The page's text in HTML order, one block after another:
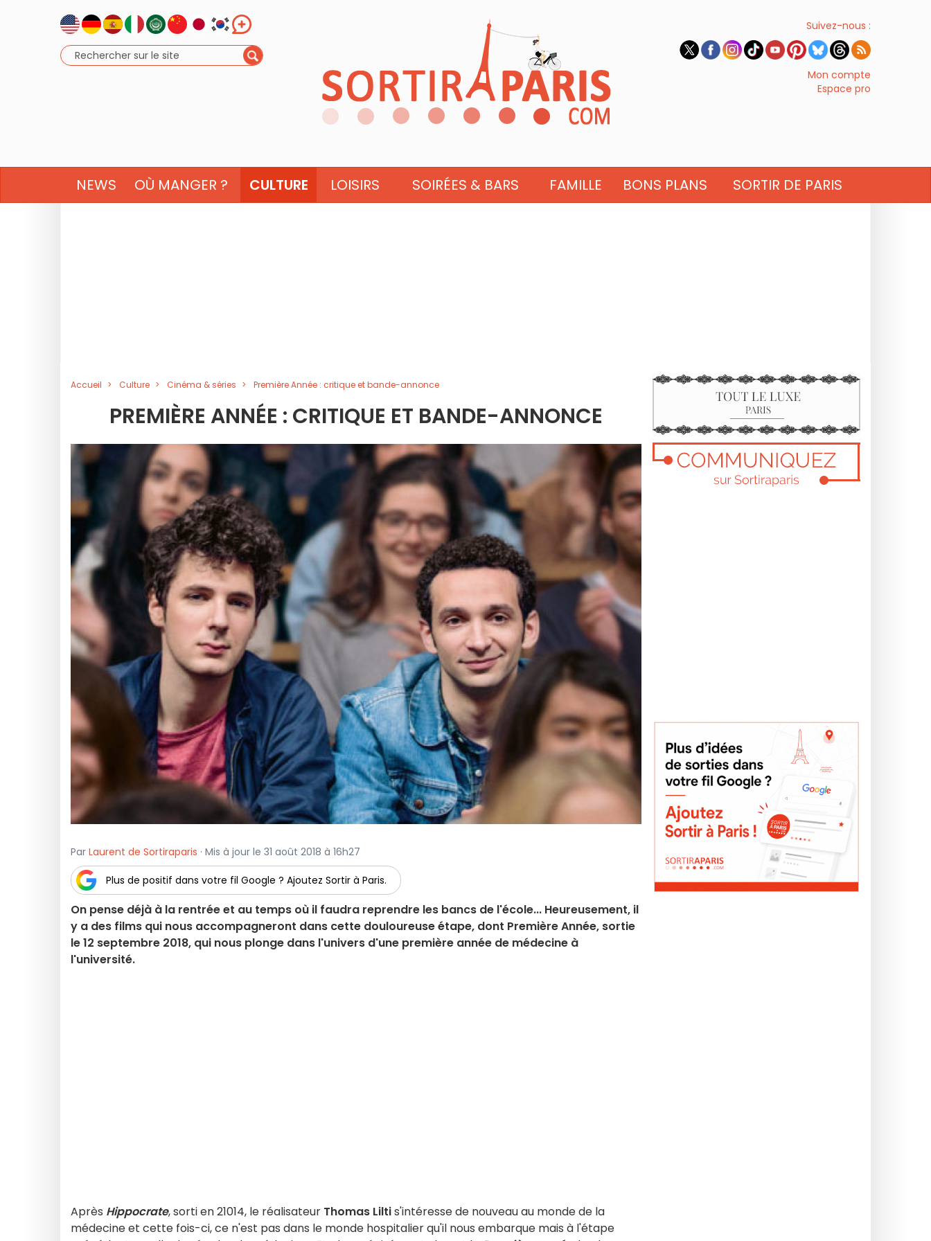
Suivez-nous :
Mon compte
Espace pro
NEWS OÙ MANGER ? CULTURE LOISIRS SOIRÉES & BARS FAMILLE BONS PLANS SORTIR DE PARIS
Accueil Culture Cinéma & séries Première Année : critique et bande-annonce
PREMIÈRE ANNÉE : CRITIQUE ET BANDE-ANNONCE
Par Laurent de Sortiraparis · Mis à jour le 31 août 2018 à 16h27
Plus de positif dans votre fil Google ? Ajoutez Sortir à Paris.
On pense déjà à la rentrée et au temps où il faudra reprendre les bancs de l'école... Heureusement, il
y a des films qui nous accompagneront dans cette douloureuse étape, dont Première Année, sortie
le 12 septembre 2018, qui nous plonge dans l'univers d'une première année de médecine à
l'université.
Après Hippocrate, sorti en 21014, le réalisateur Thomas Liltis'intéresse de nouveau au monde de la
médecine et cette fois-ci, ce n'est pas dans le monde hospitalier qu'il nous embarque mais à l'étape